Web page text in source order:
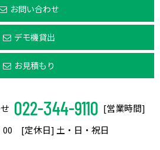
お問い合わせ
デモ機貸出
お見積もり
022-344-9110 [営業時間]
00 [定休日] 土・日・祝日